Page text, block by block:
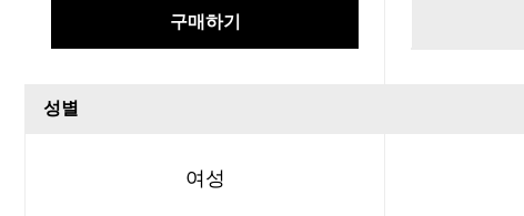
구매하기
성별
여성